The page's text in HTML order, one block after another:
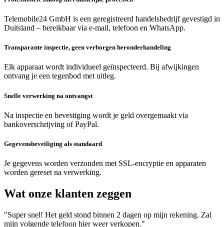
Telemobile24 GmbH is een geregistreerd handelsbedrijf gevestigd in
Duitsland – bereikbaar via e-mail, telefoon en WhatsApp.
Transparante inspectie, geen verborgen heronderhandeling
Elk apparaat wordt individueel geïnspecteerd. Bij afwijkingen
ontvang je een tegenbod met uitleg.
Snelle verwerking na ontvangst
Na inspectie en bevestiging wordt je geld overgemaakt via
bankoverschrijving of PayPal.
Gegevensbeveiliging als standaard
Je gegevens worden verzonden met SSL-encryptie en apparaten
worden gereset na verwerking.
Wat onze klanten zeggen
"Super snel! Het geld stond binnen 2 dagen op mijn rekening. Zal
mijn volgende telefoon hier weer verkopen."